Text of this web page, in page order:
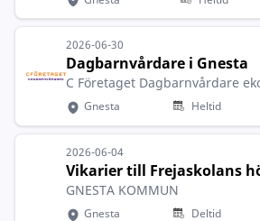
2026-06-30
Dagbarnvårdare i Gnesta
C Företaget Dagbarnvårdare
Gnesta Heltid
2026-06-04
Vikarier till Frejaskolans
GNESTA KOMMUN
Gnesta Deltid